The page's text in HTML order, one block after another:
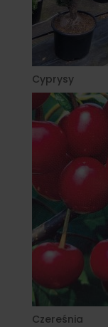
Cyprysy
Czereśnia